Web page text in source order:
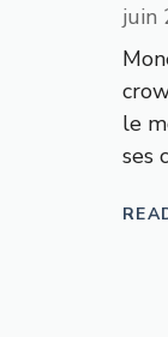
juin
le
ses